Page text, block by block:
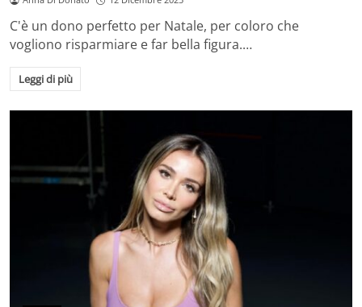
C'è un dono perfetto per Natale, per coloro che
vogliono risparmiare e far bella figura.…
Leggi di più